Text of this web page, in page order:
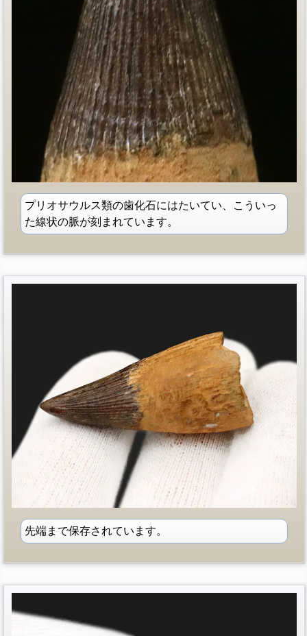
プリオサウルス類の歯化石にはたいてい、こういっ
た線状の脈が刻まれています。
先端まで保存されています。